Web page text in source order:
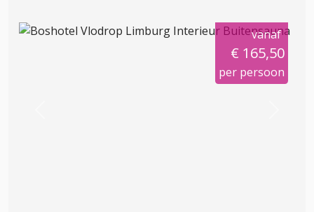
vanaf
€ 165,50
per persoon